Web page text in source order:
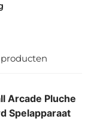
Arcade Pluche
Spelapparaat